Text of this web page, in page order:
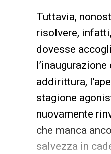
Tuttavia,
risolvere,
dovesse
addirittura,
stagione
nuovamente
che manca
salvezza in